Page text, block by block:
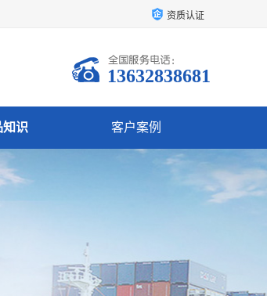
资质认证
13632838681
知识 客户案例